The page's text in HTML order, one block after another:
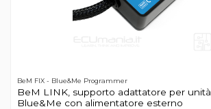
BeM FIX - Blue&Me Programmer
BeM LINK, supporto adattatore per unità
Blue&Me con alimentatore esterno